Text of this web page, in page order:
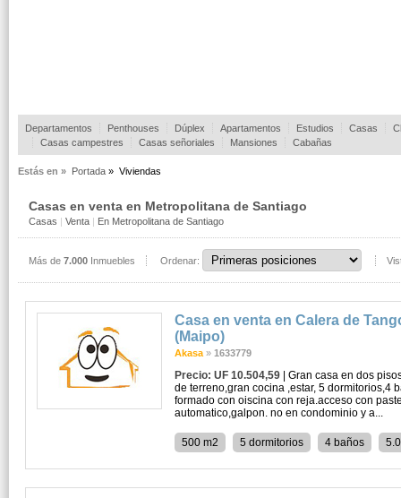
Departamentos Penthouses Dúplex Apartamentos Estudios Casas
Casas campestres
Casas señoriales Mansiones Cabañas
Estás en » Portada » Viviendas
Casas en venta en Metropolitana de Santiago
Casas | Venta | En Metropolitana de Santiago
Más de 7.000 Inmuebles Ordenar:
Casa en venta en Calera de
(Maipo)
Akasa » 1633779
Precio: UF 10.504,59 | Gran casa en dos
de terreno,gran cocina ,estar, 5 dormitorios,4
formado con oiscina con reja.acceso con
automatico,galpon. no en condominio y a...
500 m2 5 dormitorios 4 baños